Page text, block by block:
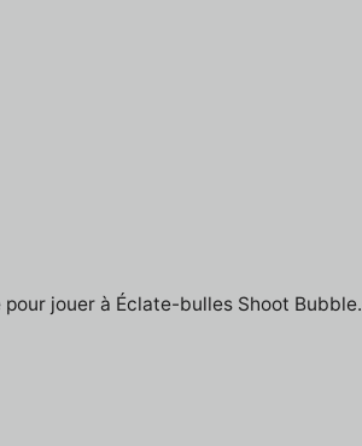
jouer à Éclate-bulles Shoot Bubble.